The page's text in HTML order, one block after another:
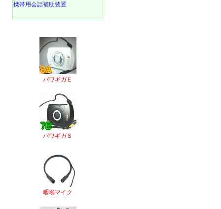
携帯用会話補助装置
パワギガＥ
パワギガＳ
咽喉マイク